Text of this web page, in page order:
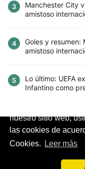
Este sitio utiliza
nuestro sitio web,
las cookies de
Cookies.
Leer más
3
Manchester City
amistoso
4
Goles y resumen:
amistoso
5
Lo último: UEFA
Infantino como